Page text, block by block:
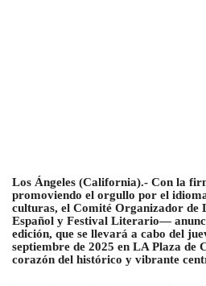
Los Ángeles (California).- Con la
promoviendo el orgullo por el
culturas, el Comité Organizador
Español y Festival Literario—
edición, que se llevará a cabo del
septiembre de 2025 en LA Plaza de
corazón del histórico y vibrante